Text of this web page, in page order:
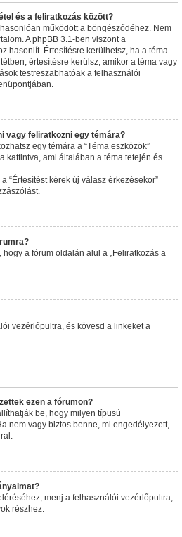
és a feliratkozás között?
működött a böngésződéhez. Nem
A phpBB 3.1-ben viszont a
hasonlít. Értesítésre kerülhetsz, ha a téma
értesítésre kerülsz, amikor a téma vagy
testreszabhatóak a felhasználói
vagy feliratkozni egy témára?
egy témára a “Téma eszközök”
kattintva, ami általában a téma tetején és
“Értesítést kérek új válasz érkezésekor”
a fórum oldalán alul a „Feliratkozás a
vezérlőpultra, és kövesd a linkeket a
ezen a fórumon?
be, hogy milyen típusú
nem vagy biztos benne, mi engedélyezett,
menj a felhasználói vezérlőpultra,
részhez.